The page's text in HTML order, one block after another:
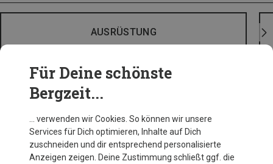
AUSRÜSTUNG
Für Deine schönste
Bergzeit...
… verwenden wir Cookies. So können wir unsere
Services für Dich optimieren, Inhalte auf Dich
zuschneiden und dir entsprechend personalisierte
Anzeigen zeigen. Deine Zustimmung schließt ggf. die